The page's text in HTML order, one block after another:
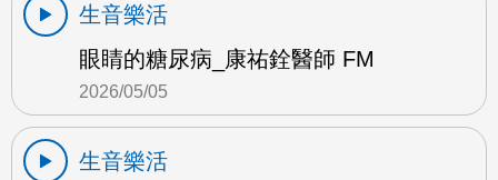
生音樂活
眼睛的糖尿病_康祐銓醫師 FM
2026/05/05
生音樂活